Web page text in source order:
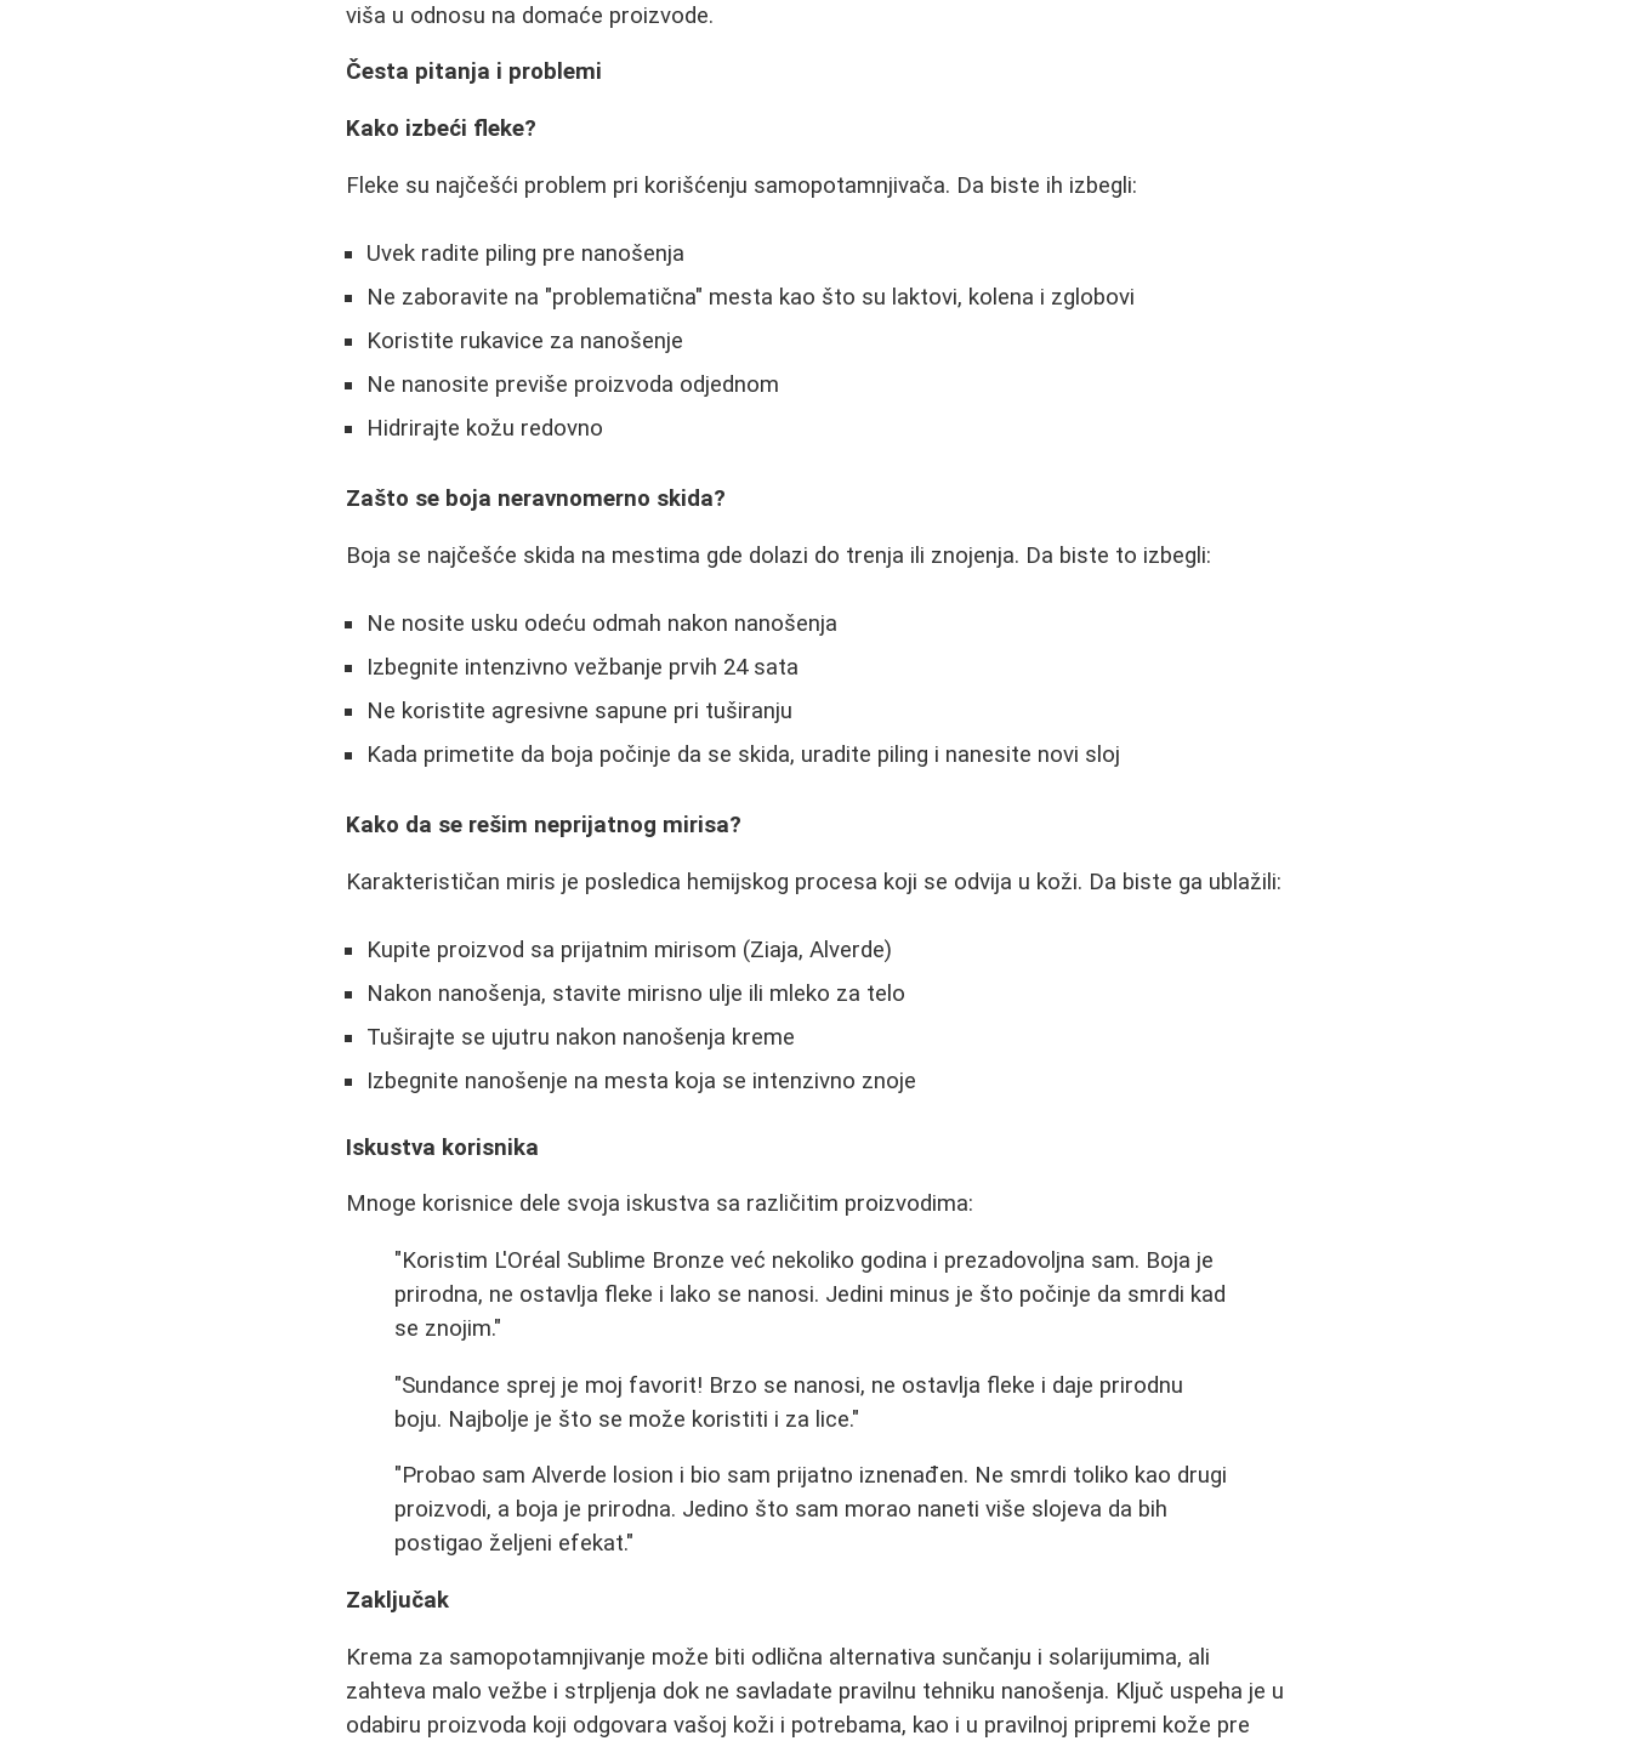
viša u odnosu na domaće proizvode.
Česta pitanja i problemi
Kako izbeći fleke?
Fleke su najčešći problem pri korišćenju samopotamnjivača. Da biste ih izbegli:
Uvek radite piling pre nanošenja
Ne zaboravite na "problematična" mesta kao što su laktovi, kolena i zglobovi
Koristite rukavice za nanošenje
Ne nanosite previše proizvoda odjednom
Hidrirajte kožu redovno
Zašto se boja neravnomerno skida?
Boja se najčešće skida na mestima gde dolazi do trenja ili znojenja. Da biste to izbegli:
Ne nosite usku odeću odmah nakon nanošenja
Izbegnite intenzivno vežbanje prvih 24 sata
Ne koristite agresivne sapune pri tuširanju
Kada primetite da boja počinje da se skida, uradite piling i nanesite novi sloj
Kako da se rešim neprijatnog mirisa?
Karakterističan miris je posledica hemijskog procesa koji se odvija u koži. Da biste ga ublažili:
Kupite proizvod sa prijatnim mirisom (Ziaja, Alverde)
Nakon nanošenja, stavite mirisno ulje ili mleko za telo
Tuširajte se ujutru nakon nanošenja kreme
Izbegnite nanošenje na mesta koja se intenzivno znoje
Iskustva korisnika
Mnoge korisnice dele svoja iskustva sa različitim proizvodima:
"Koristim L'Oréal Sublime Bronze već nekoliko godina i prezadovoljna sam. Boja je
prirodna, ne ostavlja fleke i lako se nanosi. Jedini minus je što počinje da smrdi kad
se znojim."
"Sundance sprej je moj favorit! Brzo se nanosi, ne ostavlja fleke i daje prirodnu
boju. Najbolje je što se može koristiti i za lice."
"Probao sam Alverde losion i bio sam prijatno iznenađen. Ne smrdi toliko kao drugi
proizvodi, a boja je prirodna. Jedino što sam morao naneti više slojeva da bih
postigao željeni efekat."
Zaključak
Krema za samopotamnjivanje može biti odlična alternativa sunčanju i solarijumima, ali
zahteva malo vežbe i strpljenja dok ne savladate pravilnu tehniku nanošenja. Ključ uspeha je u
odabiru proizvoda koji odgovara vašoj koži i potrebama, kao i u pravilnoj pripremi kože pre